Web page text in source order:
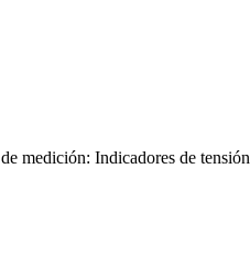
medición: Indicadores de tensión